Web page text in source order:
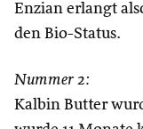
Enzian erlangt
den Bio-Status.
Nummer 2:
Kalbin Butter